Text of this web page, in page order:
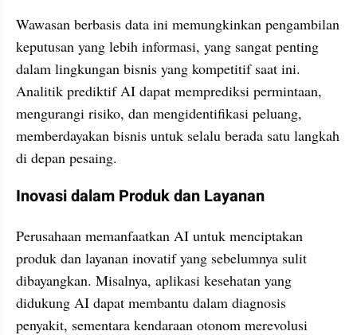
Wawasan berbasis data ini memungkinkan pengambilan
keputusan yang lebih informasi, yang sangat penting
dalam lingkungan bisnis yang kompetitif saat ini.
Analitik prediktif AI dapat memprediksi permintaan,
mengurangi risiko, dan mengidentifikasi peluang,
memberdayakan bisnis untuk selalu berada satu langkah
di depan pesaing.
Inovasi dalam Produk dan Layanan
Perusahaan memanfaatkan AI untuk menciptakan
produk dan layanan inovatif yang sebelumnya sulit
dibayangkan. Misalnya, aplikasi kesehatan yang
didukung AI dapat membantu dalam diagnosis
penyakit, sementara kendaraan otonom merevolusi